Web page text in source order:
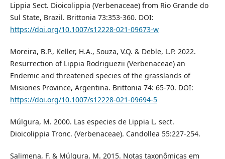
Lippia Sect. Dioicolippia (Verbenaceae) from Rio Grande do
Sul State, Brazil. Brittonia 73:353-360. DOI:
https://doi.org/10.1007/s12228-021-09673-w
Moreira, B.P., Keller, H.A., Souza, V.Q. & Deble, L.P. 2022.
Resurrection of Lippia Rodriguezii (Verbenaceae) an
Endemic and threatened species of the grasslands of
Misiones Province, Argentina. Brittonia 74: 65-70. DOI:
https://doi.org/10.1007/s12228-021-09694-5
Múlgura, M. 2000. Las especies de Lippia L. sect.
Dioicolippia Tronc. (Verbenaceae). Candollea 55:227-254.
Salimena, F. & Múlgura, M. 2015. Notas taxonômicas em